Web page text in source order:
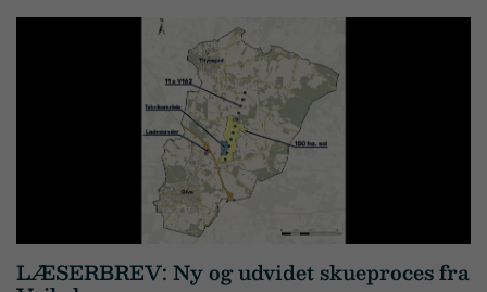
LÆSERBREV: Ny og udvidet skueproces fra